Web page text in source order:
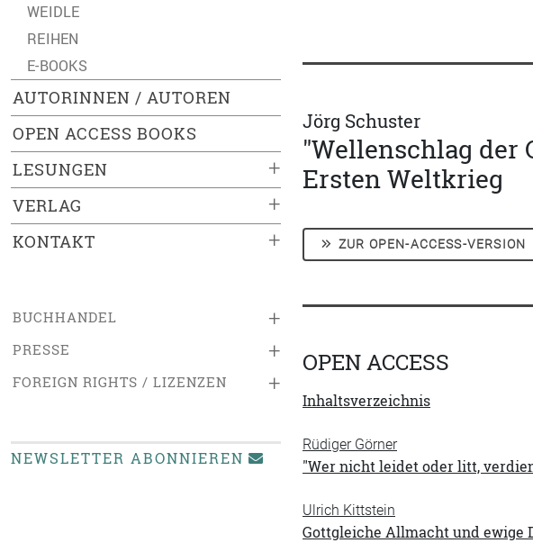
WEIDLE
REIHEN
E-BOOKS
AUTORINNEN / AUTOREN
OPEN ACCESS BOOKS
+
LESUNGEN
+
VERLAG
+
KONTAKT
+
BUCHHANDEL
+
PRESSE
+
FOREIGN RIGHTS / LIZENZEN
NEWSLETTER ABONNIEREN
Jörg Schuster
"Wellenschlag der
Ersten Weltkrieg
ZUR OPEN-ACCESS-VERSION
OPEN ACCESS
Inhaltsverzeichnis
Rüdiger Görner
"Wer nicht leidet oder litt,
Ulrich Kittstein
Gottgleiche Allmacht und ewige